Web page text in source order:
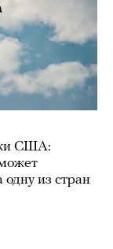
США:
из стран